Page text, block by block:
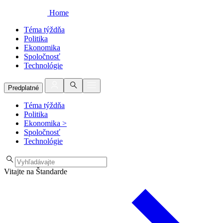
Home
Téma týždňa
Politika
Ekonomika
Spoločnosť
Technológie
Predplatné
Téma týždňa
Politika
Ekonomika >
Spoločnosť
Technológie
Vitajte na Štandarde